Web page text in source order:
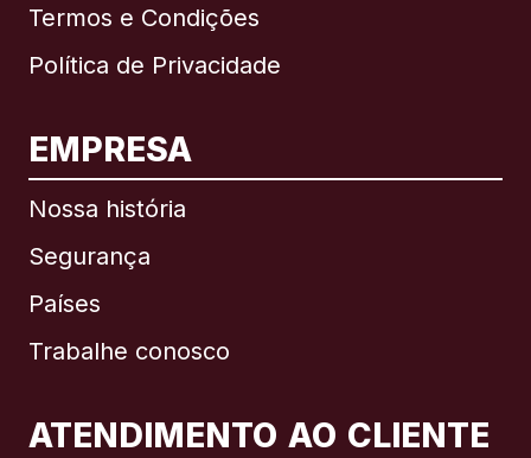
Termos e Condições
Política de Privacidade
EMPRESA
Nossa história
Segurança
Países
Trabalhe conosco
ATENDIMENTO AO CLIENTE